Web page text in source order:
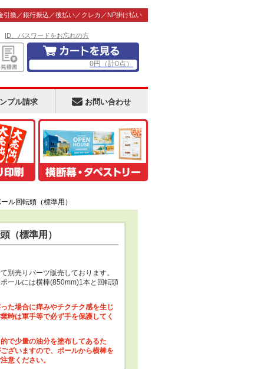
引換／銀行振込／後払い／クレカ／NP掛け払い
ID、パスワードをお忘れの方
0円 （計0点）
プル請求 お問い合わせ
ル回転頭（標準用）
（標準用）
別売りパーツ販売しております。
ールには横棒(850mm)1本と回転頭
た場合に痒みやチクチク感を生じ
時は軍手等で必ず手を保護してく
で少量の油分を塗布してあるた
ざいますので、ポールから横棒を
意ください。